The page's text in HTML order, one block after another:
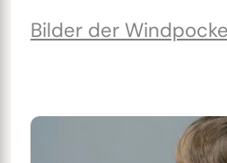
Bilder der